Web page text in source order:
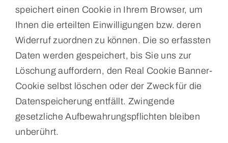
speichert einen Cookie in Ihrem Browser, um
Ihnen die erteilten Einwilligungen bzw. deren
Widerruf zuordnen zu können. Die so erfassten
Daten werden gespeichert, bis Sie uns zur
Löschung auffordern, den Real Cookie Banner-
Cookie selbst löschen oder der Zweck für die
Datenspeicherung entfällt. Zwingende
gesetzliche Aufbewahrungspflichten bleiben
unberührt.